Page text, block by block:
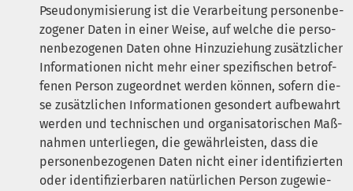
Pseud­ony­mi­sie­rung ist die Ver­ar­bei­tung per­so­nen­be­
zo­ge­ner Daten in einer Wei­se, auf wel­che die per­so­
nen­be­zo­ge­nen Daten ohne Hin­zu­zie­hung zusätz­li­cher
Infor­ma­tio­nen nicht mehr einer spe­zi­fi­schen betrof­
fe­nen Per­son zuge­ord­net wer­den kön­nen, sofern die­
se zusätz­li­chen Infor­ma­tio­nen geson­dert auf­be­wahrt
wer­den und tech­ni­schen und orga­ni­sa­to­ri­schen Maß­
nah­men unter­lie­gen, die gewähr­leis­ten, dass die
per­so­nen­be­zo­ge­nen Daten nicht einer iden­ti­fi­zier­ten
oder iden­ti­fi­zier­ba­ren natür­li­chen Per­son zuge­wie­